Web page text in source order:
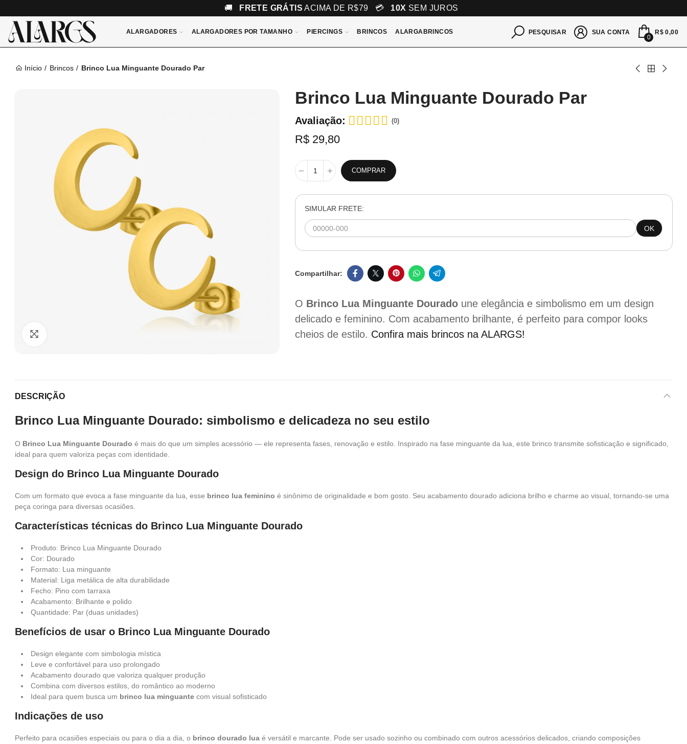
🚚 FRETE GRÁTIS ACIMA DE R$79 💳 10X SEM JUROS
ALARGADORES ALARGADORES POR TAMANHO PIERCINGS BRINCOS ALARGABRINCOS PESQUISAR SUA CONTA
0
R$ 0,00
Início Brincos Brinco Lua Minguante Dourado Par
Brinco Lua Minguante Dourado Par
Avaliação: (0)
R$ 29,80
COMPRAR
SIMULAR FRETE:
OK
O Brinco Lua Minguante Dourado une elegância e simbolismo em um design
delicado e feminino. Com acabamento brilhante, é perfeito para compor looks
cheios de estilo. Confira mais brincos na ALARGS!
DESCRIÇÃO
Brinco Lua Minguante Dourado: simbolismo e delicadeza no seu estilo
O Brinco Lua Minguante Dourado é mais do que um simples acessório — ele representa fases, renovação e estilo. Inspirado na fase minguante da lua, este brinco transmite sofisticação e significado,
ideal para quem valoriza peças com identidade.
Design do Brinco Lua Minguante Dourado
Com um formato que evoca a fase minguante da lua, esse brinco lua feminino é sinônimo de originalidade e bom gosto. Seu acabamento dourado adiciona brilho e charme ao visual, tornando-se uma
peça coringa para diversas ocasiões.
Características técnicas do Brinco Lua Minguante Dourado
Produto: Brinco Lua Minguante Dourado
Cor: Dourado
Formato: Lua minguante
Material: Liga metálica de alta durabilidade
Fecho: Pino com tarraxa
Acabamento: Brilhante e polido
Quantidade: Par (duas unidades)
Benefícios de usar o Brinco Lua Minguante Dourado
Design elegante com simbologia mística
Leve e confortável para uso prolongado
Acabamento dourado que valoriza qualquer produção
Combina com diversos estilos, do romântico ao moderno
Ideal para quem busca um brinco lua minguante com visual sofisticado
Indicações de uso
Perfeito para ocasiões especiais ou para o dia a dia, o brinco dourado lua é versátil e marcante. Pode ser usado sozinho ou combinado com outros acessórios delicados, criando composições